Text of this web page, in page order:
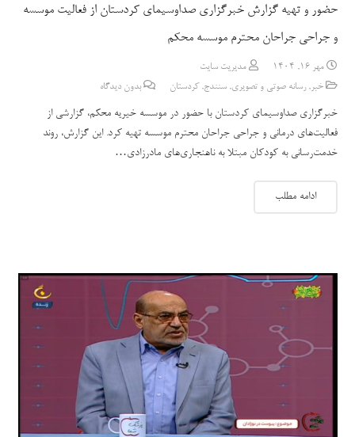
حضور و تهیه گزارش خبرگزاری صداوسیمای کردستان از فعالیت موسسه
و جراحی جراحان محترم موسسه محکم
مهر 16, 1404
مدیریت سایت
خبر,رسانه صوتی و تصویری,سنندج,کردستان بدون دیدگاه
خبرگزاری صداوسیمای کردستان با حضور در موسسه خیریه محکم، گزارشی از
فعالیت‌های درمانی و جراحی جراحان محترم موسسه تهیه کرد. این گزارش، روند
خدمت‌رسانی به کودکان مبتلا به ناهنجاری‌های مادرزادی…
ادامه مطلب